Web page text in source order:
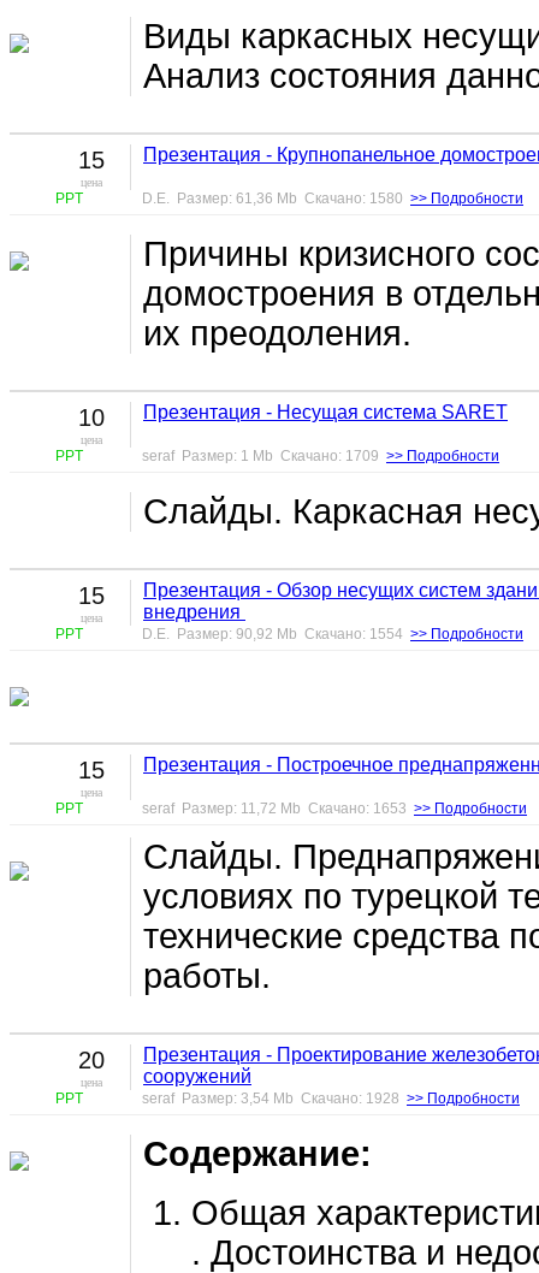
Виды каркасных
Анализ состояния
15
цена
PPT
Презентация - Крупнопанельное
D.E. Размер: 61,36 Mb Скачано: 1580 >> Подробности
Причины кризисного
домостроения в
их преодоления.
10
цена
PPT
Презентация - Несущая система SARET
seraf Размер: 1 Mb Скачано: 1709 >> Подробности
Слайды. Каркасная
15
цена
PPT
Презентация - Обзор несущих систем
внедрения
D.E. Размер: 90,92 Mb Скачано: 1554 >> Подробности
15
цена
PPT
Презентация - Построечное
seraf Размер: 11,72 Mb Скачано: 1653 >> Подробности
Слайды.
условиях по турецкой
технические средства
работы.
20
цена
PPT
Презентация - Проектирование
сооружений
seraf Размер: 3,54 Mb Скачано: 1928 >> Подробности
Содержание:
Общая
. Достоинства и